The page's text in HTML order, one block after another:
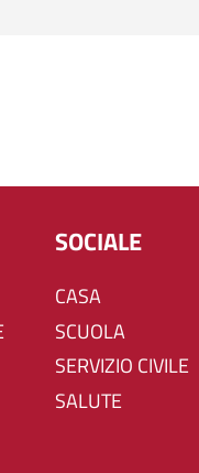
SOCIALE
CASA
SCUOLA
SERVIZIO CIVILE
SALUTE